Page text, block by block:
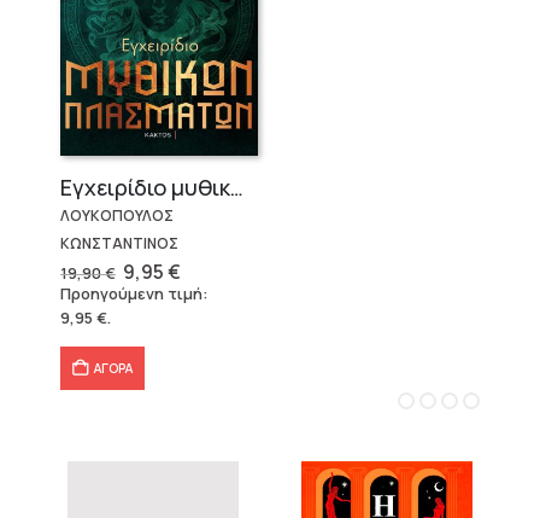
Εγχειρίδιο μυθικών πλασμάτων
ΛΟΥΚΟΠΟΥΛΟΣ
ΚΩΝΣΤΑΝΤΙΝΟΣ
19,90€ Original
price
was:
9,95€Η
τρέχουσα
τιμή
Προηγούμενη τιμή:
9,95 €.
ΑΓΟΡΑ